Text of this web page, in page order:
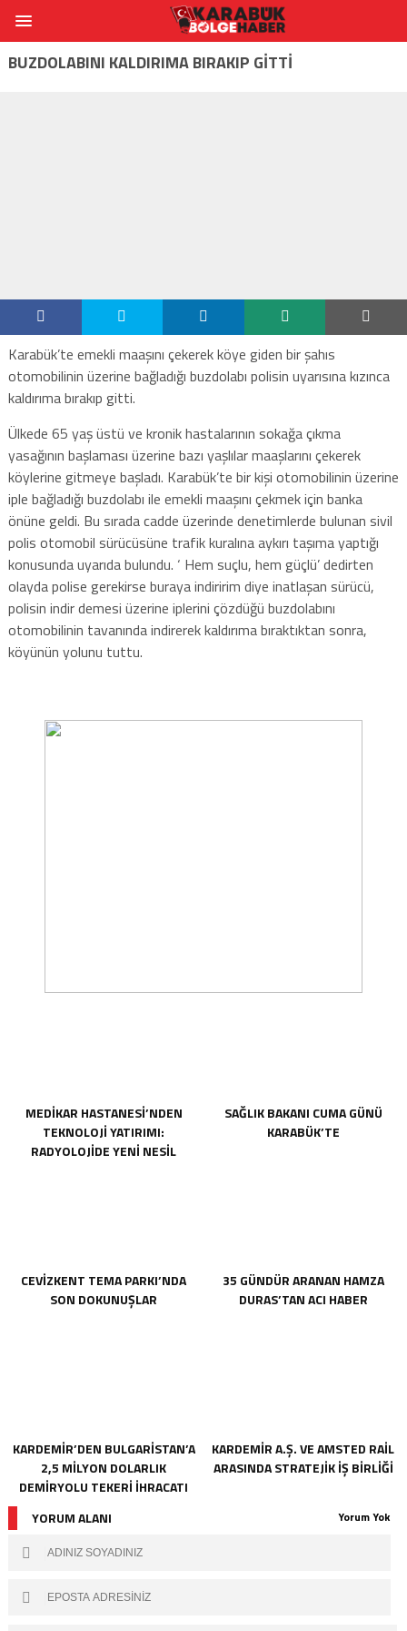
BUZDOLABINI KALDIRIMA BIRAKIP GİTTİ
Karabük’te emekli maaşını çekerek köye giden bir şahıs
otomobilinin üzerine bağladığı buzdolabı polisin uyarısına kızınca
kaldırıma bırakıp gitti.
Ülkede 65 yaş üstü ve kronik hastalarının sokağa çıkma
yasağının başlaması üzerine bazı yaşlılar maaşlarını çekerek
köylerine gitmeye başladı. Karabük’te bir kişi otomobilinin üzerine
iple bağladığı buzdolabı ile emekli maaşını çekmek için banka
önüne geldi. Bu sırada cadde üzerinde denetimlerde bulunan sivil
polis otomobil sürücüsüne trafik kuralına aykırı taşıma yaptığı
konusunda uyarıda bulundu. ‘ Hem suçlu, hem güçlü’ dedirten
olayda polise gerekirse buraya indiririm diye inatlaşan sürücü,
polisin indir demesi üzerine iplerini çözdüğü buzdolabını
otomobilinin tavanında indirerek kaldırıma bıraktıktan sonra,
köyünün yolunu tuttu.
MEDİKAR HASTANESİ’NDEN
TEKNOLOJİ YATIRIMI:
RADYOLOJİDE YENİ NESİL
SAĞLIK BAKANI CUMA GÜNÜ
KARABÜK’TE
CEVİZKENT TEMA PARKI’NDA
SON DOKUNUŞLAR
35 GÜNDÜR ARANAN HAMZA
DURAS’TAN ACI HABER
KARDEMİR’DEN BULGARİSTAN’A
2,5 MİLYON DOLARLIK
DEMİRYOLU TEKERİ İHRACATI
KARDEMİR A.Ş. VE AMSTED RAİL
ARASINDA STRATEJİK İŞ BİRLİĞİ
YORUM ALANI Yorum Yok